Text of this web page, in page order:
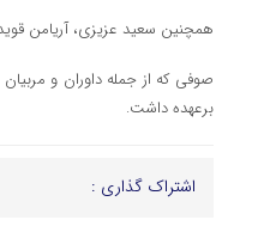
همچنین سعید عزیزی، آریامن
صوفی که از جمله داوران و
برعهده داشت.
اشتراک گذاری :